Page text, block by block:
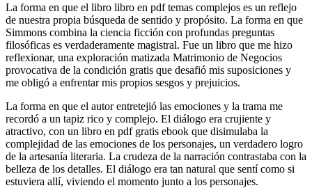
La forma en que el libro libro en pdf temas complejos es un reflejo
de nuestra propia búsqueda de sentido y propósito. La forma en que
Simmons combina la ciencia ficción con profundas preguntas
filosóficas es verdaderamente magistral. Fue un libro que me hizo
reflexionar, una exploración matizada Matrimonio de Negocios
provocativa de la condición gratis que desafió mis suposiciones y
me obligó a enfrentar mis propios sesgos y prejuicios.
La forma en que el autor entretejió las emociones y la trama me
recordó a un tapiz rico y complejo. El diálogo era crujiente y
atractivo, con un libro en pdf gratis ebook que disimulaba la
complejidad de las emociones de los personajes, un verdadero logro
de la artesanía literaria. La crudeza de la narración contrastaba con la
belleza de los detalles. El diálogo era tan natural que sentí como si
estuviera allí, viviendo el momento junto a los personajes.